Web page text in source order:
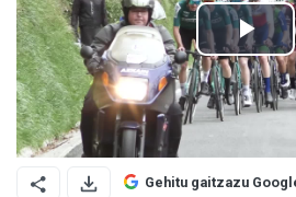
Gehitu gaitzazu